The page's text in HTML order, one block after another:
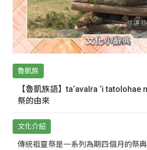
魯凱族
【魯凱族語】ta‘avalra ‘i tatolohae
祭的由來
文化介紹
傳統祖靈祭是一系列為期四個月的祭